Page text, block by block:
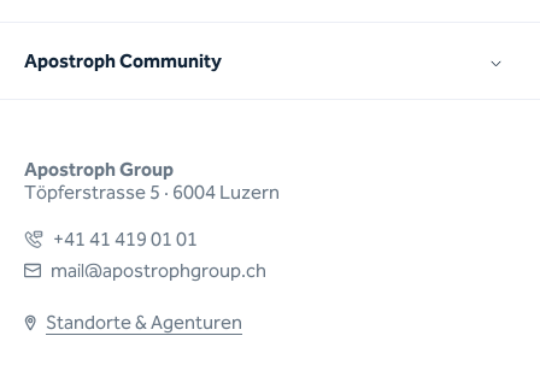
Apostroph Group
Töpferstrasse 5 · 6004 Luzern
+41 41 419 01 01
mail@apostrophgroup.ch
Standorte & Agenturen
Apostroph Community